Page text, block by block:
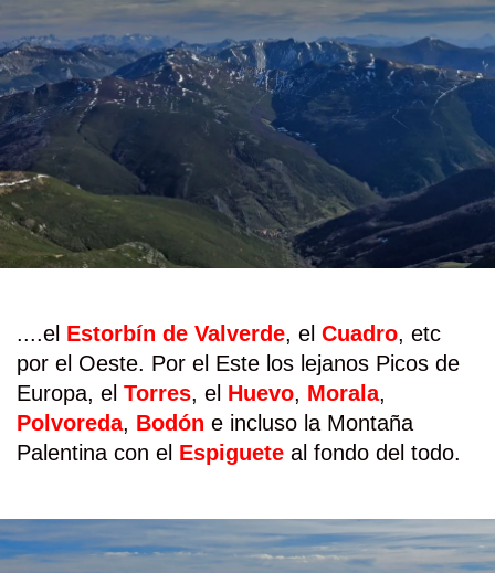
....el Estorbín de Valverde, el Cuadro, etc
por el Oeste. Por el Este los lejanos Picos de
Europa, el Torres, el Huevo, Morala,
Polvoreda, Bodón e incluso la Montaña
Palentina con el Espiguete al fondo del todo.